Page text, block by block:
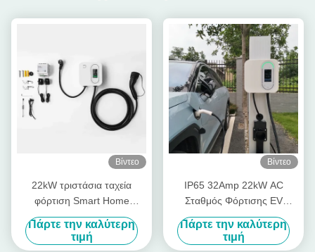
Βίντεο
22kW τριστάσια ταχεία
φόρτιση Smart Home
Wallbox CE πιστοποιημένο
Wall Mounted EV Charger
IP65 Waterproof Υποστήριξη
Πάρτε την καλύτερη
τιμή
Βίντεο
IP65 32Amp 22kW AC
Σταθμός Φόρτισης EV
Wallbox Με Καθυστέρηση
Φόρτισης
Πάρτε την καλύτερη
τιμή